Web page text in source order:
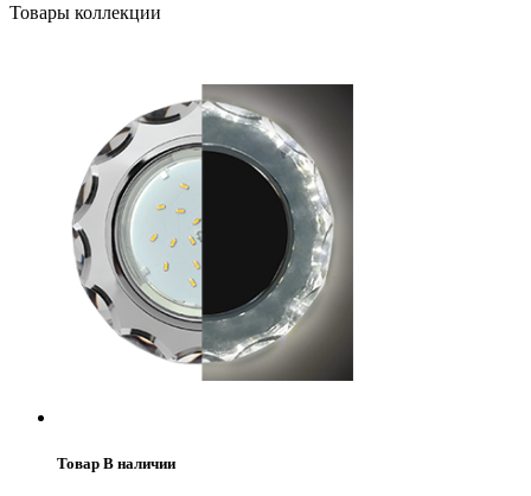
Товары коллекции
Товар В наличии